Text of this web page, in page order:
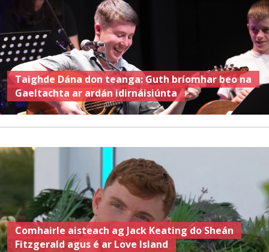
Taighde Dána don teanga: Guth bríomhar beo na
Gaeltachta ar ardán idirnáisiúnta
Comhairle aisteach ag Jack Keating do Sheán
Fitzgerald agus é ar Love Island